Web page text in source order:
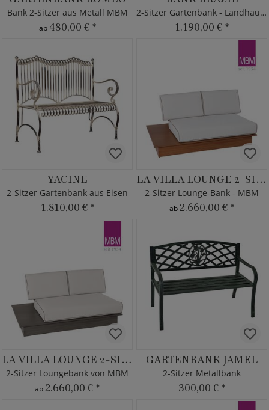
Bank 2-Sitzer aus Metall MBM
ab 480,00 € *
2-Sitzer Gartenbank - Landhaus Stil
1.190,00 € *
YACINE
2-Sitzer Gartenbank aus Eisen
1.810,00 € *
LA VILLA LOUNGE 2-SITZER
2-Sitzer Lounge-Bank - MBM
ab2.660,00 € *
LA VILLA LOUNGE 2-SITZER
2-Sitzer Loungebank von MBM
ab2.660,00 € *
GARTENBANK JAMEL
2-Sitzer Metallbank
300,00 € *